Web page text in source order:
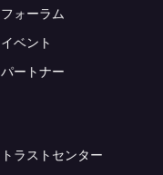
フォーラム
イベント
パートナー
トラストセンター